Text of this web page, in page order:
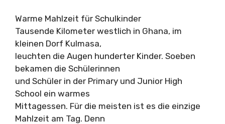
Warme Mahlzeit für Schulkinder
Tausende Kilometer westlich in Ghana, im
kleinen Dorf Kulmasa,
leuchten die Augen hunderter Kinder. Soeben
bekamen die Schülerinnen
und Schüler in der Primary und Junior High
School ein warmes
Mittagessen. Für die meisten ist es die einzige
Mahlzeit am Tag. Denn